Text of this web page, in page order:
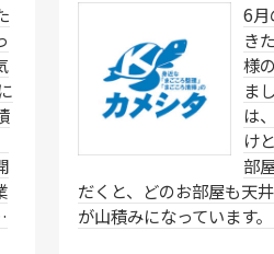
6月
き
様
ま
は
け
部
だくと、どのお部屋も天
が山積みになっています